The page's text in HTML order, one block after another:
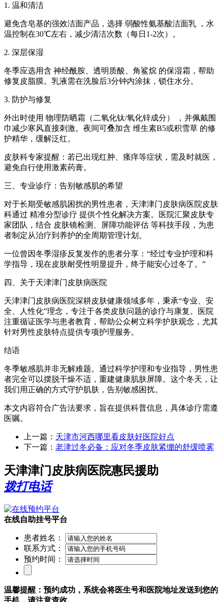
1. 温和清洁
避免含皂基的强效洁面产品，选择 弱酸性氨基酸洁面乳 ，水
温控制在30℃左右，减少清洁次数（每日1-2次）。
2. 深层保湿
冬季应选用含 神经酰胺、透明质酸、角鲨烷 的保湿霜，帮助
修复皮脂膜。乳液需在洗脸后3分钟内涂抹，锁住水分。
3. 防护与修复
外出时使用 物理防晒霜（二氧化钛/氧化锌成分） ，并佩戴围
巾减少寒风直接刺激。夜间可叠加含 维生素B5或积雪草 的修
护精华，缓解泛红。
皮肤科专家提醒：若已出现红肿、瘙痒等症状，需及时就医，
避免自行使用激素药膏。
三、专业诊疗：告别敏感肌的希望
对于长期受敏感肌困扰的男性患者，天津津门皮肤病医院皮肤
科通过 精准分型诊疗 提供个性化解决方案。医院汇聚皮肤专
家团队，结合 皮肤镜检测、屏障功能评估 等科技手段，为患
者制定从治疗到养护的全周期管理计划。
一位曾因冬季湿疹反复发作的患者分享：“经过专业护理和科
学指导，现在皮肤耐受性明显提升，终于能安心过冬了。”
四、关于天津津门皮肤病医院
天津津门皮肤病医院深耕皮肤健康领域多年，秉承“专业、安
全、人性化”理念，专注于各类皮肤问题的诊疗与康复。医院
注重循证医学与患者教育，帮助公众树立科学护肤观念，尤其
针对男性皮肤特点提供专项护理服务。
结语
冬季敏感肌并非无解难题。通过科学护理和专业指导，男性患
者完全可以摆脱干燥不适，重建健康肌肤屏障。这个冬天，让
我们用正确的方式守护肌肤，告别敏感困扰。
本文内容符合广告法要求，旨在提供科普信息，具体诊疗需遵
医嘱。
上一篇： 天津市河西哪里看皮肤好医院好点
下一篇： 老津过冬必备：应对冬季皮肤紧绷的舒缓喷雾
天津津门皮肤病医院惠民援助
拨打电话
在线自助挂号平台
患者姓名：
联系方式：
预约时间：
温馨提醒：预约成功，系统会将医生号和医院地址发送到您的